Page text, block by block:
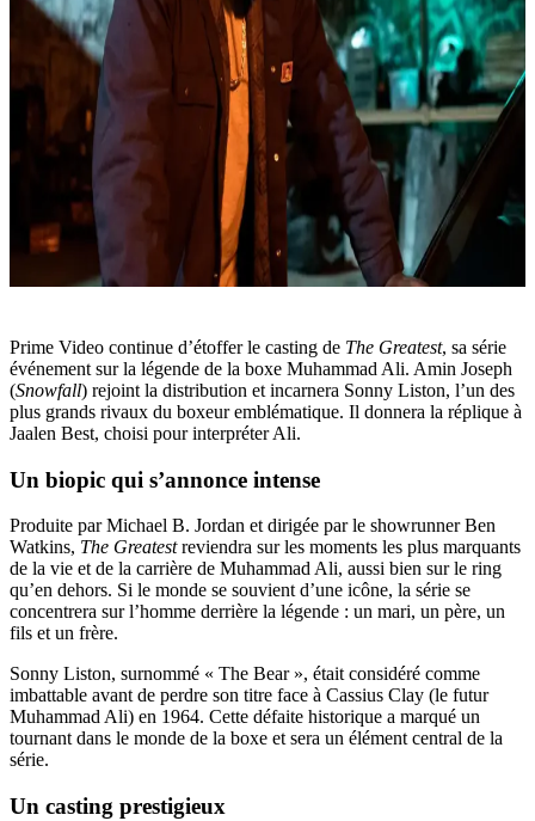
Prime Video continue d’étoffer le casting de The Greatest, sa série
événement sur la légende de la boxe Muhammad Ali. Amin Joseph
(Snowfall) rejoint la distribution et incarnera Sonny Liston, l’un des
plus grands rivaux du boxeur emblématique. Il donnera la réplique à
Jaalen Best, choisi pour interpréter Ali.
Un biopic qui s’annonce intense
Produite par Michael B. Jordan et dirigée par le showrunner Ben
Watkins, The Greatestreviendra sur les moments les plus marquants
de la vie et de la carrière de Muhammad Ali, aussi bien sur le ring
qu’en dehors. Si le monde se souvient d’une icône, la série se
concentrera sur l’homme derrière la légende : un mari, un père, un
fils et un frère.
Sonny Liston, surnommé « The Bear », était considéré comme
imbattable avant de perdre son titre face à Cassius Clay (le futur
Muhammad Ali) en 1964. Cette défaite historique a marqué un
tournant dans le monde de la boxe et sera un élément central de la
série.
Un casting prestigieux